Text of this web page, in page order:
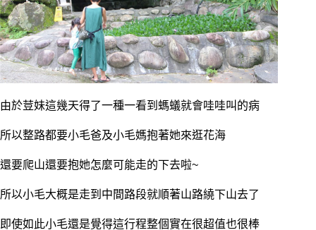
由於荳妹這幾天得了一種一看到螞蟻就會哇哇叫的病
所以整路都要小毛爸及小毛媽抱著她來逛花海
還要爬山還要抱她怎麼可能走的下去啦~
所以小毛大概是走到中間路段就順著山路繞下山去了
即使如此小毛還是覺得這行程整個實在很超值也很棒